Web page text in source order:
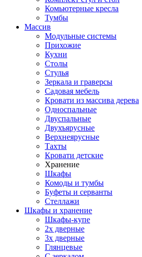
Комьютерные кресла
Тумбы
Массив
Модульные системы
Прихожие
Кухни
Столы
Стулья
Зеркала и граверсы
Садовая мебель
Кровати из массива дерева
Односпальные
Двуспальные
Двухъярусные
Верхнеярусные
Тахты
Кровати детские
Хранение
Шкафы
Комоды и тумбы
Буфеты и серванты
Стеллажи
Шкафы и хранение
Шкафы-купе
2х дверные
3х дверные
Глянцевые